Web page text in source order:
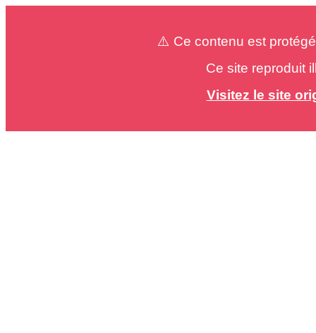
⚠️ Ce contenu est
Ce site reproduit
Visitez le site